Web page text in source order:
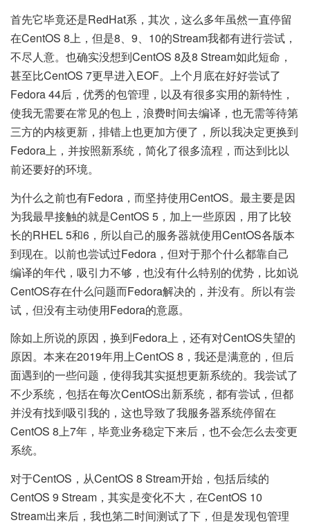
首先它毕竟还是RedHat系，其次，这么多年虽然一直停留
在CentOS 8上，但是8、9、10的Stream我都有进行尝试，
不尽人意。也确实没想到CentOS 8及8 Stream如此短命，
甚至比CentOS 7更早进入EOF。上个月底在好好尝试了
Fedora 44后，优秀的包管理，以及有很多实用的新特性，
使我无需要在常见的包上，浪费时间去编译，也无需等待第
三方的内核更新，排错上也更加方便了，所以我决定更换到
Fedora上，并按照新系统，简化了很多流程，而达到比以
前还要好的环境。
为什么之前也有Fedora，而坚持使用CentOS。最主要是因
为我最早接触的就是CentOS 5，加上一些原因，用了比较
长的RHEL 5和6，所以自己的服务器就使用CentOS各版本
到现在。以前也尝试过Fedora，但对于那个什么都靠自己
编译的年代，吸引力不够，也没有什么特别的优势，比如说
CentOS存在什么问题而Fedora解决的，并没有。所以有尝
试，但没有主动使用Fedora的意愿。
除如上所说的原因，换到Fedora上，还有对CentOS失望的
原因。本来在2019年用上CentOS 8，我还是满意的，但后
面遇到的一些问题，使得我其实挺想更新系统的。我尝试了
不少系统，包括在每次CentOS出新系统，都有尝试，但都
并没有找到吸引我的，这也导致了我服务器系统停留在
CentOS 8上7年，毕竟业务稳定下来后，也不会怎么去变更
系统。
对于CentOS，从CentOS 8 Stream开始，包括后续的
CentOS 9 Stream，其实是变化不大，在CentOS 10
Stream出来后，我也第二时间测试了下，但是发现包管理